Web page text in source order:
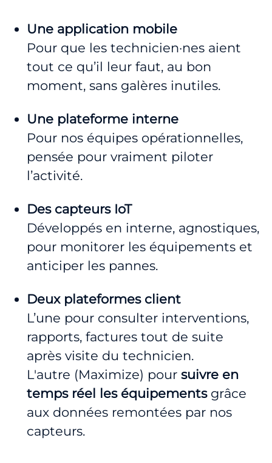
Une application mobile
Pour que les technicien·nes aient
tout ce qu’il leur faut, au bon
moment, sans galères inutiles.
Une plateforme interne
Pour nos équipes opérationnelles,
pensée pour vraiment piloter
l’activité.
Des capteurs IoT
Développés en interne, agnostiques,
pour monitorer les équipements et
anticiper les pannes.
Deux plateformes client
L’une pour consulter interventions,
rapports, factures tout de suite
après visite du technicien.
L'autre (Maximize) pour suivre en
temps réel les équipementsgrâce
aux données remontées par nos
capteurs.